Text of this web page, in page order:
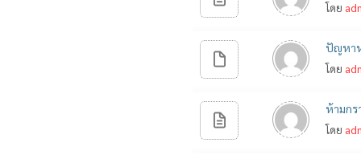
โดย
ปัญหาห
โดย
ห้ามกร
โดย